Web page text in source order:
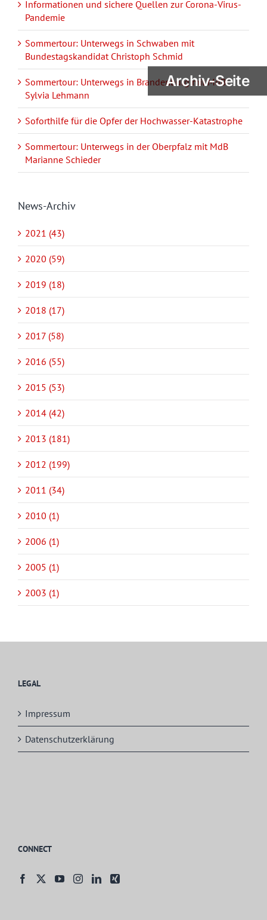
Informationen und sichere Quellen zur Corona-Virus-
Pandemie
Sommertour: Unterwegs in Schwaben mit
Bundestagskandidat Christoph Schmid
Sommertour: Unterwegs in Brandenburg mit MdB
Sylvia Lehmann
Soforthilfe für die Opfer der Hochwasser-Katastrophe
Sommertour: Unterwegs in der Oberpfalz mit MdB
Marianne Schieder
News-Archiv
2021 (43)
2020 (59)
2019 (18)
2018 (17)
2017 (58)
2016 (55)
2015 (53)
2014 (42)
2013 (181)
2012 (199)
2011 (34)
2010 (1)
2006 (1)
2005 (1)
2003 (1)
LEGAL
Impressum
Datenschutzerklärung
CONNECT
Archiv-Seite